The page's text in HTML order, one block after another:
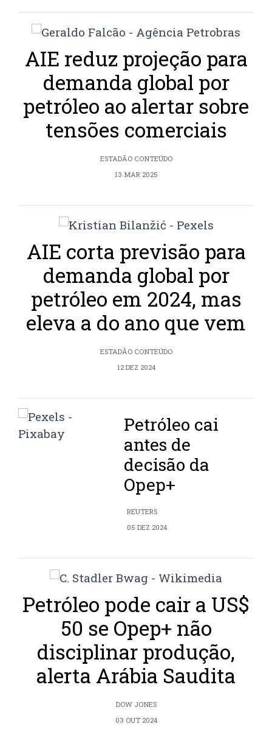
AIE reduz projeção para
demanda global por
petróleo ao alertar sobre
tensões comerciais
ESTADÃO CONTEÚDO
13 MAR 2025
AIE corta previsão para
demanda global por
petróleo em 2024, mas
eleva a do ano que vem
ESTADÃO CONTEÚDO
12 DEZ 2024
Petróleo cai
antes de
decisão da
Opep+
REUTERS
05 DEZ 2024
Petróleo pode cair a US$
50 se Opep+ não
disciplinar produção,
alerta Arábia Saudita
DOW JONES
03 OUT 2024